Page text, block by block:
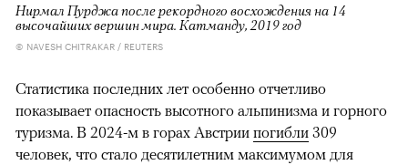
Нирмал Пурджа после рекордного восхождения на 14
высочайших вершин мира. Катманду, 2019 год
© NAVESH CHITRAKAR / REUTERS
Статистика последних лет особенно отчетливо
показывает опасность высотного альпинизма и горного
туризма. В 2024-м в горах Австрии погибли 309
человек, что стало десятилетним максимумом для